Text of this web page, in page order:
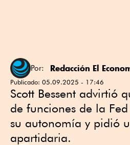
Por: Redacción El
Publicado: 05.09.2025 - 17:46
Scott Bessent advirtió
de funciones de la
su autonomía y pidió
apartidaria.